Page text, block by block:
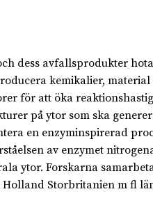
dess avfallsprodukter
kemikalier,
för att öka
på ytor som ska
en enzyminspirerad
av enzymet
ytor. Forskarna
Storbritanien m fl